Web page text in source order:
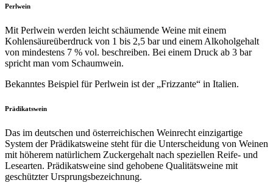
Perlwein
Mit Perlwein werden leicht schäumende Weine mit einem
Kohlensäureüberdruck von 1 bis 2,5 bar und einem Alkoholgehalt
von mindestens 7 % vol. beschreiben. Bei einem Druck ab 3 bar
spricht man vom Schaumwein.
Bekanntes Beispiel für Perlwein ist der „Frizzante“ in Italien.
Prädikatswein
Das im deutschen und österreichischen Weinrecht einzigartige
System der Prädikatsweine steht für die Unterscheidung von Weinen
mit höherem natürlichem Zuckergehalt nach speziellen Reife- und
Lesearten. Prädikatsweine sind gehobene Qualitätsweine mit
geschützter Ursprungsbezeichnung.